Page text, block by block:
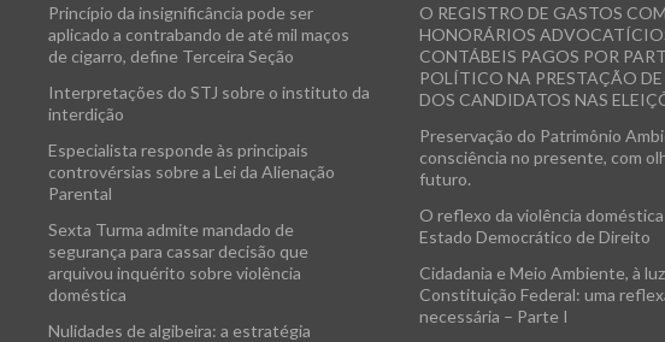
Princípio da insignificância pode ser
aplicado a contrabando de até mil maços
de cigarro, define Terceira Seção
Interpretações do STJ sobre o instituto da
interdição
Especialista responde às principais
controvérsias sobre a Lei da Alienação
Parental
Sexta Turma admite mandado de
segurança para cassar decisão que
arquivou inquérito sobre violência
doméstica
Nulidades de algibeira: a estratégia
O REGISTRO DE GASTOS COM
HONORÁRIOS
CONTÁBEIS PAGOS POR
POLÍTICO NA PRESTAÇÃO
DOS CANDIDATOS NAS
Preservação do Patrimônio
consciência no presente, com
futuro.
O reflexo da violência
Estado Democrático de Direito
Cidadania e Meio Ambiente, à
Constituição Federal: uma
necessária – Parte I